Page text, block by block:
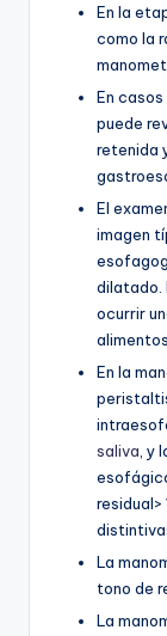
En la
como la
En casos
puede
retenida
El
imagen
dilatado.
ocurrir
alimentos.
En la
saliva , y
La
tono de
La